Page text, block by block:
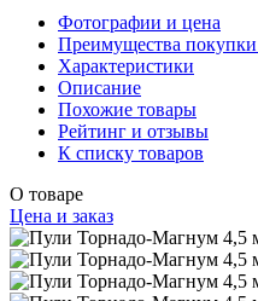
Фотографии и цена
Преимущества покупки
Характеристики
Описание
Похожие товары
Рейтинг и отзывы
К списку товаров
О товаре
Цена и заказ